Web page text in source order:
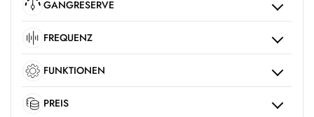
GANGRESERVE
FREQUENZ
FUNKTIONEN
PREIS